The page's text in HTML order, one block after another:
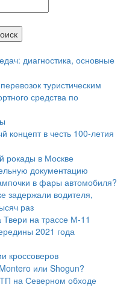
диагностика, основные
туристическим
средства по
концепт в честь 100-летия
рокады в Москве
документацию
в фары автомобиля?
задержали водителя,
раз
Твери на трассе М-11
2021 года
кроссоверов
или Shogun?
на Северном обходе